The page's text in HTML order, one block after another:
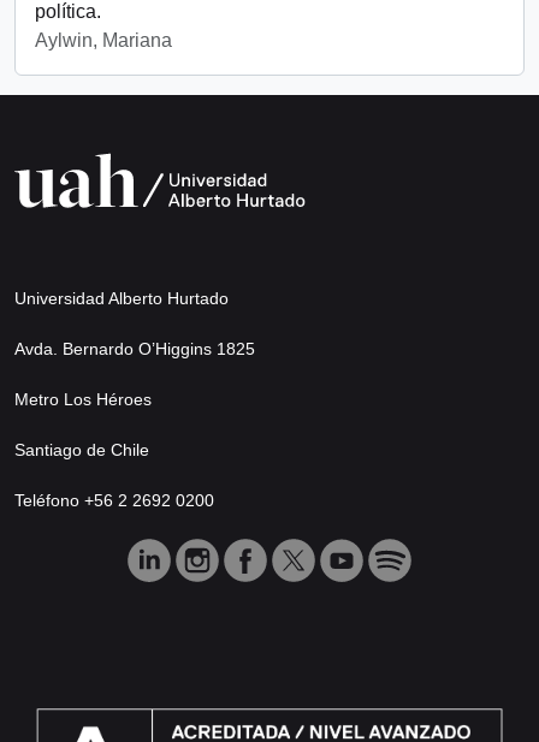
política.
Aylwin, Mariana
Universidad Alberto Hurtado
Avda. Bernardo O’Higgins 1825
Metro Los Héroes
Santiago de Chile
Teléfono +56 2 2692 0200